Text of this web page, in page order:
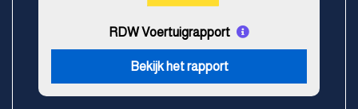
RDW Voertuigrapport
Bekijk het rapport